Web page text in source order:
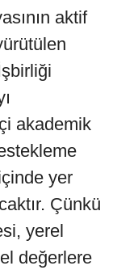
aktif
akademik
yer
Çünkü
yerel
değerlere